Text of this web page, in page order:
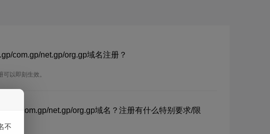
com.gp/net.gp/org.gp域名注册？
可以即刻生效。
.gp/com.gp/net.gp/org.gp域名？注册有什么特别要求/限
不